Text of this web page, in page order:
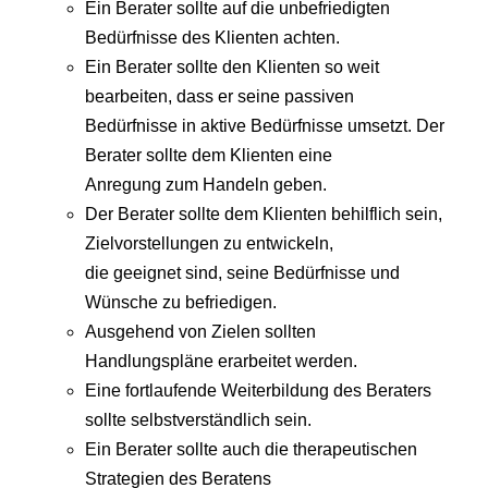
Ein Berater sollte auf die unbefriedigten
Bedürfnisse des Klienten achten.
Ein Berater sollte den Klienten so weit
bearbeiten, dass er seine passiven
Bedürfnisse in aktive Bedürfnisse umsetzt. Der
Berater sollte dem Klienten eine
Anregung zum Handeln geben.
Der Berater sollte dem Klienten behilflich sein,
Zielvorstellungen zu entwickeln,
die geeignet sind, seine Bedürfnisse und
Wünsche zu befriedigen.
Ausgehend von Zielen sollten
Handlungspläne erarbeitet werden.
Eine fortlaufende Weiterbildung des Beraters
sollte selbstverständlich sein.
Ein Berater sollte auch die therapeutischen
Strategien des Beratens